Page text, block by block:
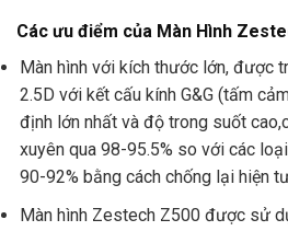
Các ưu điểm của Màn Hình
Màn hình với kích thước lớn, được
2.5D với kết cấu kính G&G (tấm
định lớn nhất và độ trong suốt
xuyên qua 98-95.5% so với các
90-92% bằng cách chống lại hiện
Màn hình Zestech Z500 được sử